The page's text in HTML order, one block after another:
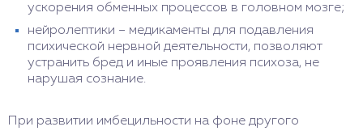
ускорения обменных процессов в головном мозге;
нейролептики – медикаменты для подавления
психической нервной деятельности, позволяют
устранить бред и иные проявления психоза, не
нарушая сознание.
При развитии имбецильности на фоне другого